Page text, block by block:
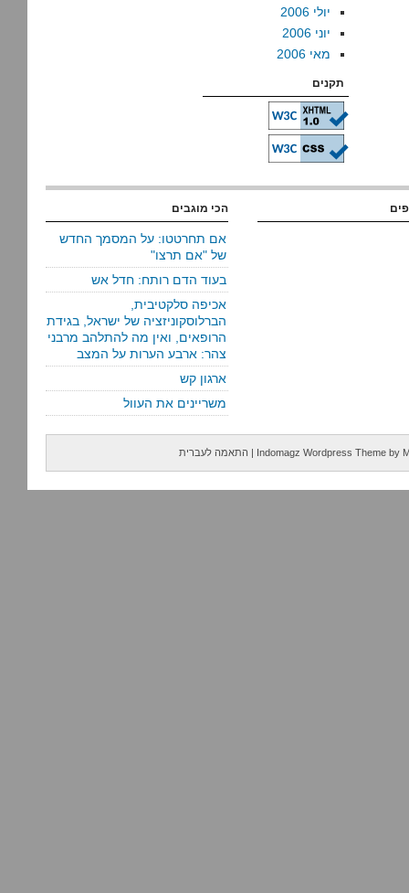
יולי 2006
יוני 2006
מאי 2006
תקנים
הכי מוגבים
אם תחרטטו: על המסמך החדש
של "אם תרצו"
בעוד הדם רותח: חדל אש
אכיפה סלקטיבית,
הברלוסקוניזציה של ישראל, בגידת
הרופאים, ואין מה להתלהב מרבני
צהר: ארבע הערות על המצב
ארגון קש
משריינים את העוול
Indomagz Wordpress Theme by
| התאמה לעברית